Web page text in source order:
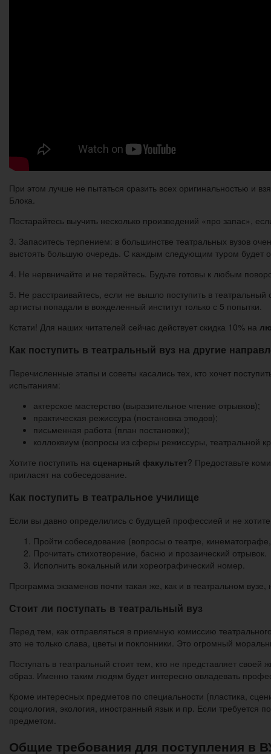
При этом лучше не пытаться сразить всех оригинальностью и
Блока.
Постарайтесь выучить несколько произведений «про запас»,
3. Запаситесь терпением: в большинстве театральных вузов
выстоять большую очередь. С каждым следующим туром будет
4. Не нервничайте и не теряйтесь. Будьте готовы к любым
5. Не расстраивайтесь, если не вышло поступить в
артисты попадали в вожделенный институт только с 5 попытки.
Кстати! Для наших читателей сейчас действует скидка 10% на
Как поступить в театральный вуз на другие
Перечисленные этапы и советы касались тех, кто хочет
испытаниям:
актерское мастерство (выразительное чтение отрывков);
практическая режиссура (постановка этюдов);
письменная работа (план постановки);
коллоквиум (вопросы из сферы режиссуры, театральной
Хотите поступить на сценарный факультет? Предоставьте
пригласят на собеседование.
Как поступить в театральное училище
Если вы давно определились с будущей профессией и не
Пройти собеседование (вопросы о театре,
Прочитать стихотворение, басню и прозаический отрывок.
Исполнить вокальный или хореографический номер.
Программа экзаменов почти такая же, как и в театральном
Стоит ли поступать в театральный вуз
Перед тем, как отправляться в приемную комиссию
это не только слава, цветы и поклонники. Это огромный
Поступать в театральный стоит тем, кто не представляет
образ. Именно таким людям будет интересно овладевать
Кроме интересных предметов по специальности (пластика,
социология, экология, иностранный язык и пр. Если требуется
предметом.
Общие требования для поступления в